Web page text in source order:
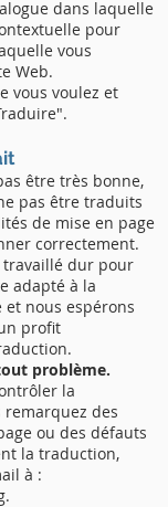
dans laquelle
pour
vous
Web.
vous voulez et
être très bonne,
pas être traduits
de mise en page
correctement.
travaillé dur pour
adapté à la
nous espérons
profit
problème.
la
des
ou des défauts
la traduction,
à :